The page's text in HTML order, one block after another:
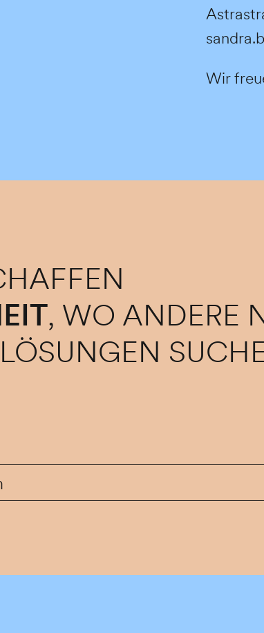
Wir
, WO ANDERE